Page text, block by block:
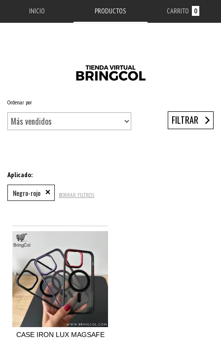
INICIO PRODUCTOS CARRITO 0
Inicio / ACCESORIOS APPLE
Ordenar por
FILTRAR
Aplicado:
Negro-rojo BORRAR FILTROS
CASE IRON LUX MAGSAFE